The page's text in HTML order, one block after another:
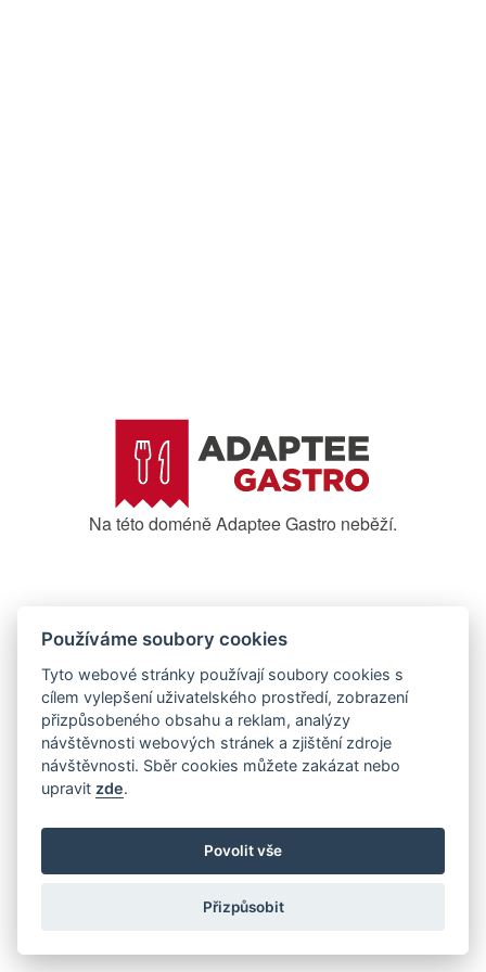
Na této doméně Adaptee Gastro neběží.
Používáme soubory cookies
Tyto webové stránky používají soubory cookies s
cílem vylepšení uživatelského prostředí, zobrazení
přizpůsobeného obsahu a reklam, analýzy
návštěvnosti webových stránek a zjištění zdroje
návštěvnosti. Sběr cookies můžete zakázat nebo
upravit zde.
Povolit vše
Přizpůsobit